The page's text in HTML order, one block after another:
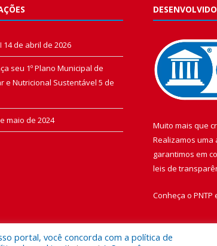
14 de abril de 2026
seu 1º Plano Municipal de
e Nutricional Sustentável 5 de
maio de 2024 Muito mais que
Realizamos uma
garantimos em
leis de
Conheça o PNTP
portal, você concorda com a política de